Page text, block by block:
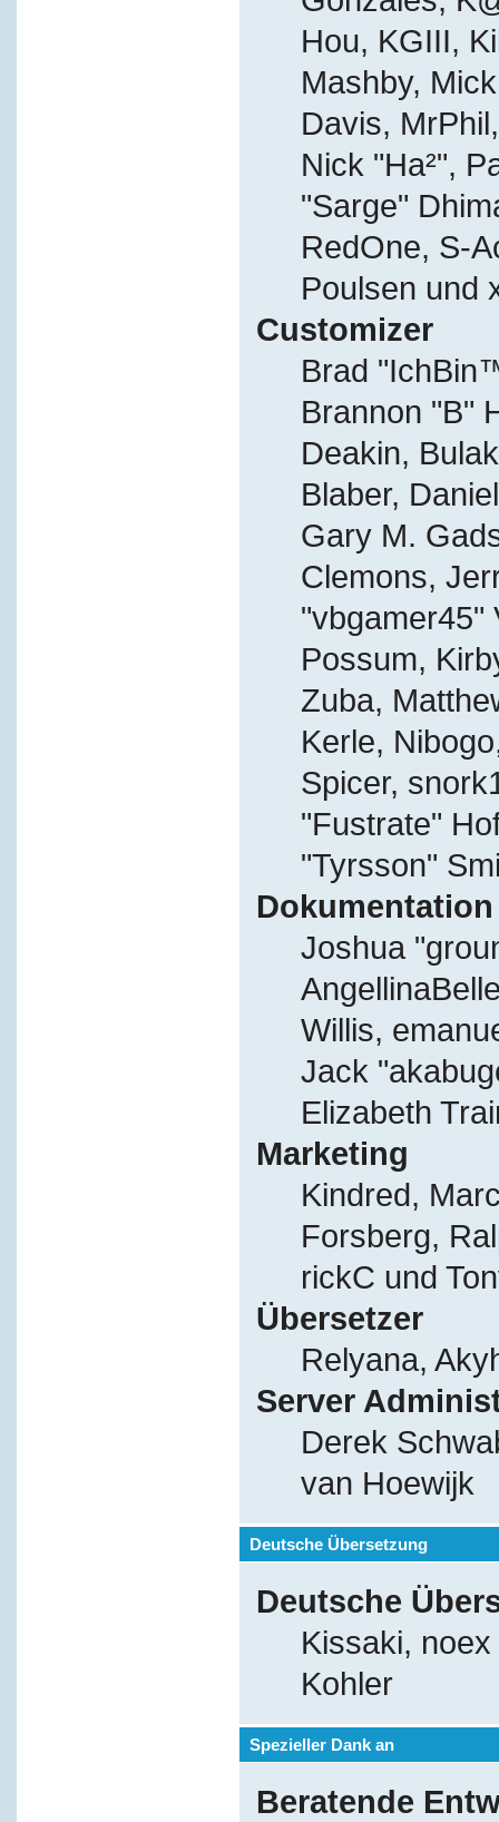
Hou, KGIII,
Mashby,
Davis,
Nick "Ha²",
"Sarge"
RedOne, S-
Poulsen und
Customizer
Brad
Brannon "B"
Deakin,
Blaber,
Gary M.
Clemons,
"vbgamer45"
Possum,
Zuba,
Kerle,
Spicer,
"Fustrate"
"Tyrsson"
Dokumentation
Joshua
Willis,
Jack
Elizabeth
Marketing
Kindred,
Forsberg,
rickC und
Übersetzer
Relyana,
Server
Derek
van Hoewijk
Deutsche Übersetzung
Deutsche
Kissaki,
Kohler
Spezieller Dank an
Beratende